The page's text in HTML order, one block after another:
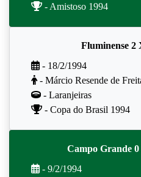
- Amistoso 1994
Fluminense 2
- 18/2/1994
- Márcio Resende de
- Laranjeiras
- Copa do Brasil 1994
Campo Grande
- 9/2/1994